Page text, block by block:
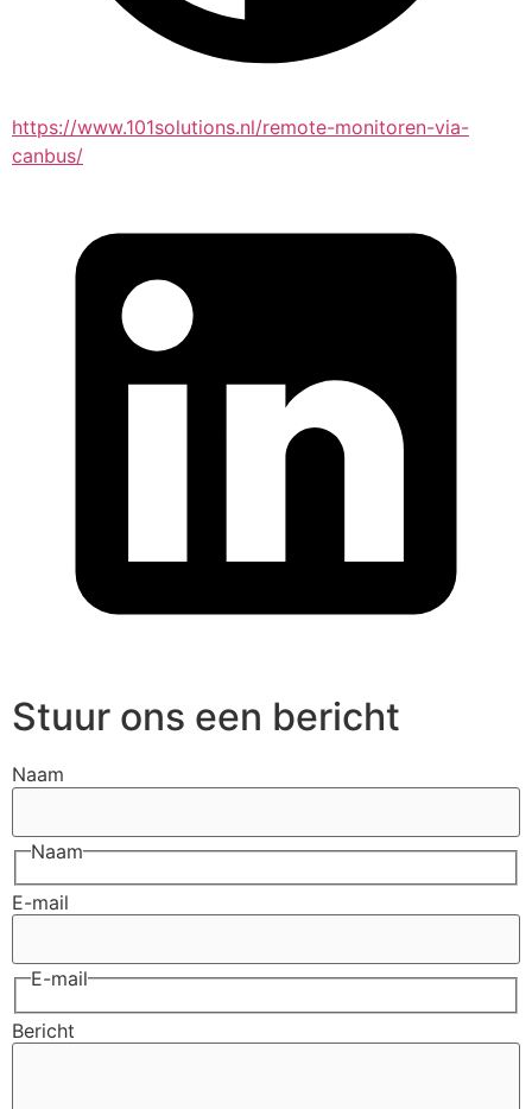
https://www.101solutions.nl/remote-monitoren-via-
canbus/
Stuur ons een bericht
Naam
Naam
E-mail
E-mail
Bericht